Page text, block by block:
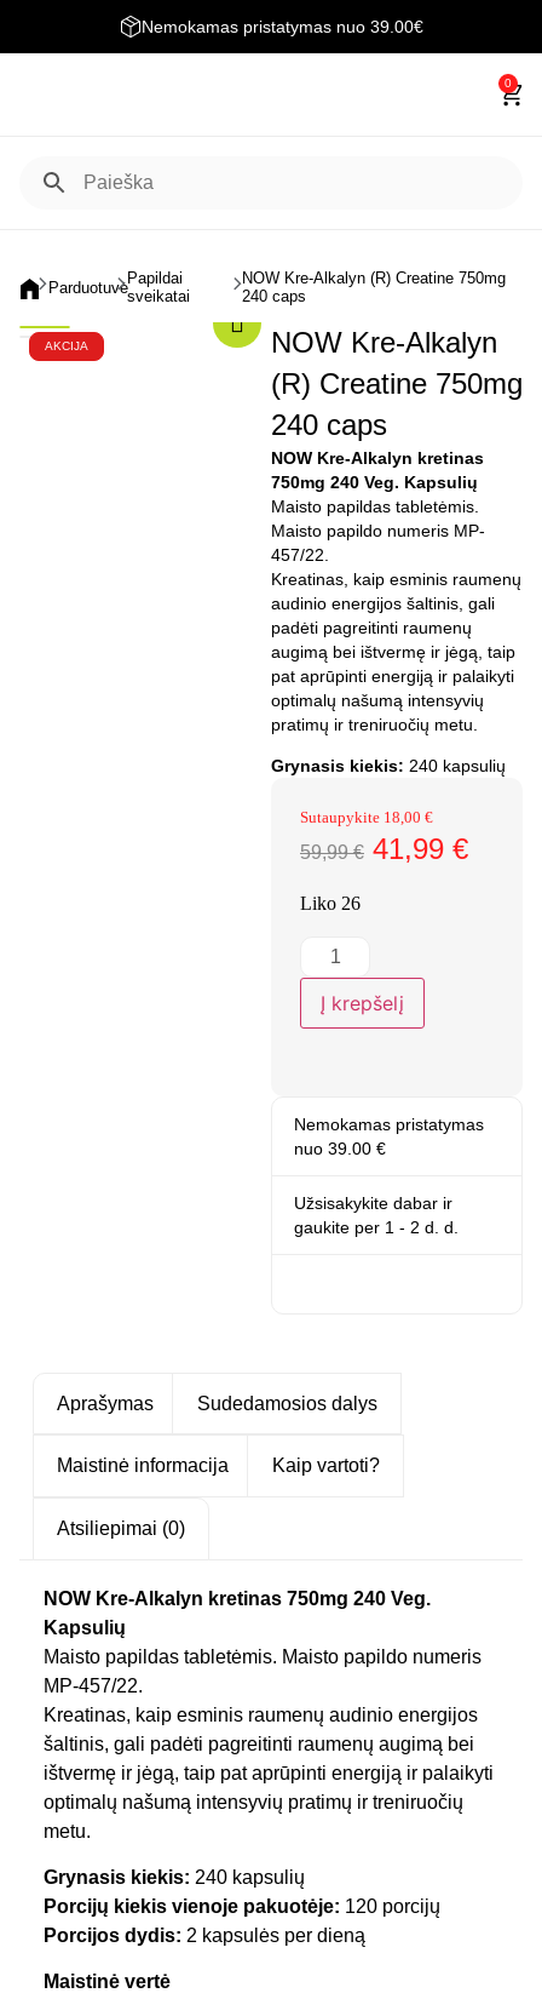
Nemokamas pristatymas nuo 39.00€
0
ParduotuvėPapildai
sveikatai
NOW Kre-Alkalyn (R) Creatine 750mg
240 caps
AKCIJA
NOW Kre-Alkalyn
(R) Creatine 750mg
240 caps
NOW Kre-Alkalyn kretinas
750mg 240 Veg. Kapsulių
Maisto papildas tabletėmis.
Maisto papildo numeris MP-
457/22.
Kreatinas, kaip esminis raumenų
audinio energijos šaltinis, gali
padėti pagreitinti raumenų
augimą bei ištvermę ir jėgą, taip
pat aprūpinti energiją ir palaikyti
optimalų našumą intensyvių
pratimų ir treniruočių metu.
Grynasis kiekis: 240 kapsulių
Sutaupykite 18,00 €
59,99€ 41,99 €
Liko 26
Į krepšelį
Nemokamas pristatymas
nuo 39.00 €
Užsisakykite dabar ir
gaukite per 1 - 2 d. d.
Aprašymas Sudedamosios dalys
Maistinė informacija Kaip vartoti?
Atsiliepimai (0)
NOW Kre-Alkalyn kretinas 750mg 240 Veg.
Kapsulių
Maisto papildas tabletėmis. Maisto papildo numeris
MP-457/22.
Kreatinas, kaip esminis raumenų audinio energijos
šaltinis, gali padėti pagreitinti raumenų augimą bei
ištvermę ir jėgą, taip pat aprūpinti energiją ir palaikyti
optimalų našumą intensyvių pratimų ir treniruočių
metu.
Grynasis kiekis: 240 kapsulių
Porcijų kiekis vienoje pakuotėje: 120 porcijų
Porcijos dydis: 2 kapsulės per dieną
Maistinė vertė